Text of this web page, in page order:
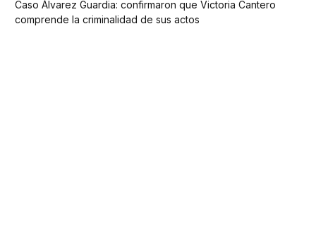
Caso Álvarez Guardia: confirmaron que Victoria Cantero
comprende la criminalidad de sus actos